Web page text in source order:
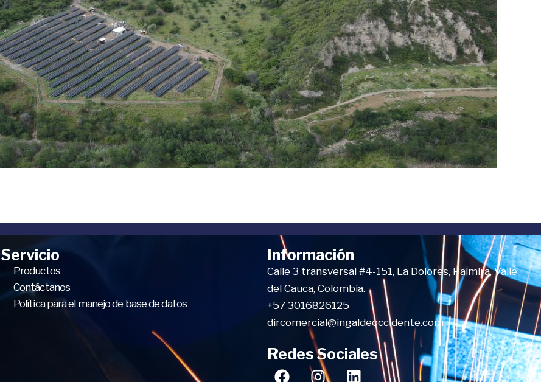
Servicio
Productos
Contáctanos
Política para el manejo de base de datos
Información
Calle 3 transversal #4-151, La Dolores, Palmira, Valle
del Cauca, Colombia.
+57 3016826125
dircomercial@ingaldeoccidente.com
Redes Sociales